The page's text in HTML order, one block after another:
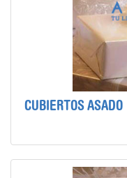
CUBIERTOS ASADO